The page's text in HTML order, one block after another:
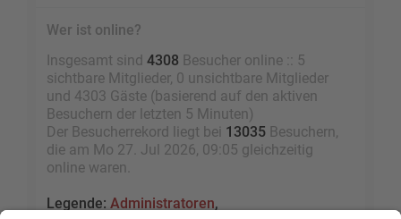
Wer ist online?
Insgesamt sind 4308 Besucher online :: 5
sichtbare Mitglieder, 0 unsichtbare Mitglieder
und 4303 Gäste (basierend auf den aktiven
Besuchern der letzten 5 Minuten)
Der Besucherrekord liegt bei 13035 Besuchern,
die am Mo 27. Jul 2026, 09:05 gleichzeitig
online waren.
Legende: Administratoren,